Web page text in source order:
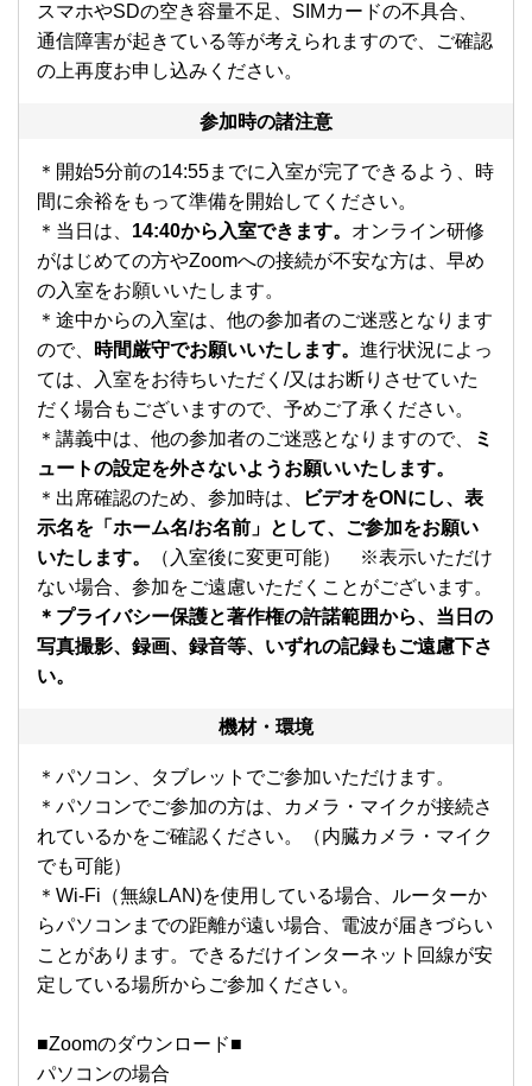
スマホやSDの空き容量不足、SIMカードの不具合、
通信障害が起きている等が考えられますので、ご確認
の上再度お申し込みください。
参加時の諸注意
＊開始5分前の14:55までに入室が完了できるよう、時
間に余裕をもって準備を開始してください。
＊当日は、 14:40から入室できます。 オンライン研修
がはじめての方やZoomへの接続が不安な方は、早め
の入室をお願いいたします。
＊途中からの入室は、他の参加者のご迷惑となります
ので、
時間厳守でお願いいたします。 進行状況によっ
ては、入室をお待ちいただく/又はお断りさせていた
だく場合もございますので、予めご了承ください。
＊講義中は、他の参加者のご迷惑となりますので、
ミ
ュートの設定を外さないようお願いいたします。
＊出席確認のため、参加時は、
ビデオをONにし、表
示名を「ホーム名/お名前」として、ご参加をお願い
いたします。
（入室後に変更可能） ※表示いただけ
ない場合、参加をご遠慮いただくことがございます。
＊プライバシー保護と著作権の許諾範囲から、当日の
写真撮影、録画、録音等、いずれの記録もご遠慮下さ
い。
機材・環境
＊パソコン、タブレットでご参加いただけます。
＊パソコンでご参加の方は、カメラ・マイクが接続さ
れているかをご確認ください。（内臓カメラ・マイク
でも可能）
＊Wi-Fi（無線LAN)を使用している場合、ルーターか
らパソコンまでの距離が遠い場合、電波が届きづらい
ことがあります。できるだけインターネット回線が安
定している場所からご参加ください。
■Zoomのダウンロード■
パソコンの場合